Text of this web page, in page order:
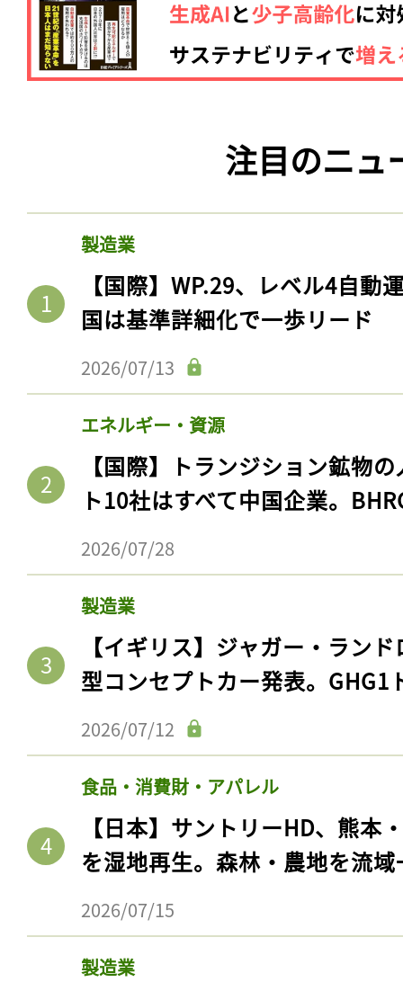
注目のニュ
製造業
【国際】WP.29、レベル4自動
国は基準詳細化で一歩リード
2026/07/13
エネルギー・資源
【国際】トランジション鉱物
ト10社はすべて中国企業。
2026/07/28
製造業
【イギリス】ジャガー・ラン
型コンセプトカー発表。GHG1
2026/07/12
食品・消費財・アパレル
【日本】サントリーHD、熊本
を湿地再生。森林・農地を流
2026/07/15
製造業